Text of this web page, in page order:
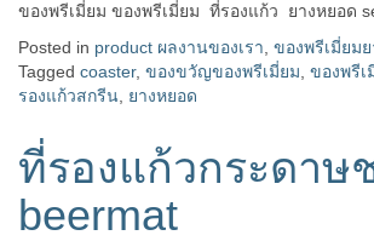
ของพรีเมี่ยม ของพรีเมี่ยม ที่รองแก้ว ยางหยอด
Posted in product ผลงานของเรา ของพรีเมี่ยม
Tagged coaster, ของขวัญของพรีเมี่ยม ของพรีเ
รองแก้วสกรีน ยางหยอด
ที่รองแก้วกระดาษ
beermat